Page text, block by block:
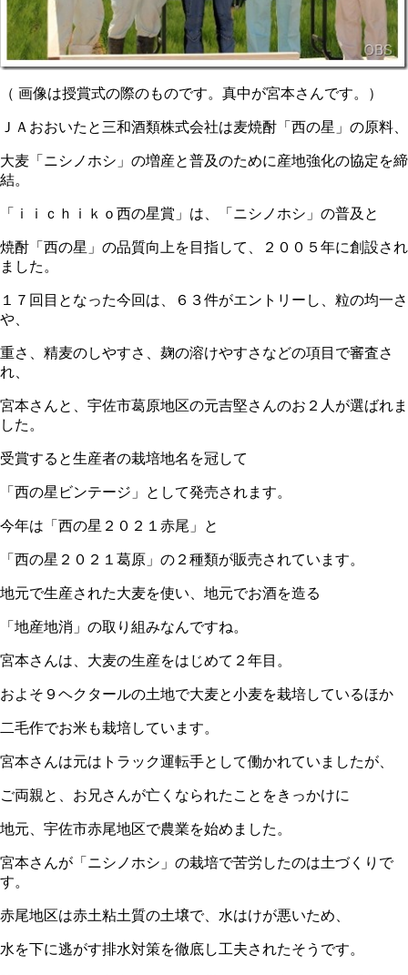
（ 画像は授賞式の際のものです。真中が宮本さんです。）
ＪＡおおいたと三和酒類株式会社は麦焼酎「西の星」の原料、
大麦「ニシノホシ」の増産と普及のために産地強化の協定を締
結。
「ｉｉｃｈｉｋｏ西の星賞」は、「ニシノホシ」の普及と
焼酎「西の星」の品質向上を目指して、２００５年に創設され
ました。
１７回目となった今回は、６３件がエントリーし、粒の均一さ
や、
重さ、精麦のしやすさ、麹の溶けやすさなどの項目で審査さ
れ、
宮本さんと、宇佐市葛原地区の元吉堅さんのお２人が選ばれま
した。
受賞すると生産者の栽培地名を冠して
「西の星ビンテージ」として発売されます。
今年は「西の星２０２１赤尾」と
「西の星２０２１葛原」の２種類が販売されています。
地元で生産された大麦を使い、地元でお酒を造る
「地産地消」の取り組みなんですね。
宮本さんは、大麦の生産をはじめて２年目。
およそ９ヘクタールの土地で大麦と小麦を栽培しているほか
二毛作でお米も栽培しています。
宮本さんは元はトラック運転手として働かれていましたが、
ご両親と、お兄さんが亡くなられたことをきっかけに
地元、宇佐市赤尾地区で農業を始めました。
宮本さんが「ニシノホシ」の栽培で苦労したのは土づくりで
す。
赤尾地区は赤土粘土質の土壌で、水はけが悪いため、
水を下に逃がす排水対策を徹底し工夫されたそうです。